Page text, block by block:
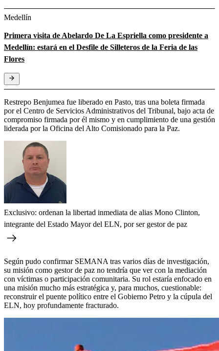
Medellín
Primera visita de Abelardo De La Espriella como presidente a
Medellín: estará en el Desfile de Silleteros de la Feria de las
Flores
Restrepo Benjumea fue liberado en Pasto, tras una boleta firmada
por el Centro de Servicios Administrativos del Tribunal, bajo acta de
compromiso firmada por él mismo y en cumplimiento de una gestión
liderada por la Oficina del Alto Comisionado para la Paz.
Exclusivo: ordenan la libertad inmediata de alias Mono Clinton,
integrante del Estado Mayor del ELN, por ser gestor de paz
Según pudo confirmar SEMANA tras varios días de investigación,
su misión como gestor de paz no tendría que ver con la mediación
con víctimas o participación comunitaria. Su rol estaría enfocado en
una misión mucho más estratégica y, para muchos, cuestionable:
reconstruir el puente político entre el Gobierno Petro y la cúpula del
ELN, hoy profundamente fracturado.